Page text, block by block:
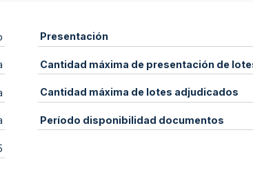
Presentación
Cantidad máxima de presentación de
Cantidad máxima de lotes adjudicados
Período disponibilidad documentos